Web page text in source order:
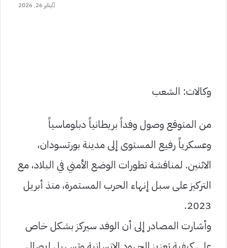
يناير 26, 2026
وكالات: الشعب
من المتوقع وصول وفداً بريطانياً دبلوماسياً
وعسكرياً رفيع المستوى إلى مدينة بورتسودان،
الاثنين. لمناقشة تطورات الوضع الأمني في البلاد، مع
التركيز على سبل إنهاء الحرب المستمرة، منذ أبريل
2023.
وأشارت المصادر إلى أن الوفد سيركز بشكل خاص